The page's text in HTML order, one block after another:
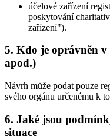
účelové zařízení
poskytování
zařízení").
5. Kdo je oprávněn v
apod.)
Návrh může podat pouze
svého orgánu určenému k
6. Jaké jsou
situace